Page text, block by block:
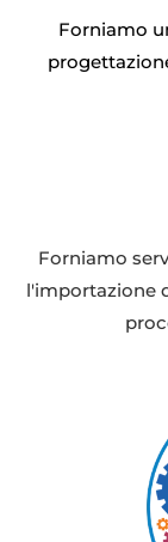
Forniamo
Forniamo
l'importazione